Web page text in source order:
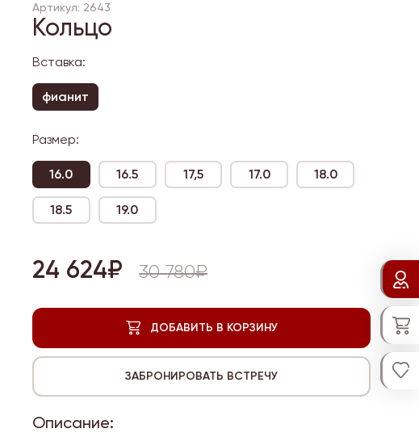
Артикул: 2643
Кольцо
Вставка:
фианит
Размер:
16.0 16.5 17,5 17.0 18.0
18.5 19.0
24 624₽ 30 780₽
Описание: